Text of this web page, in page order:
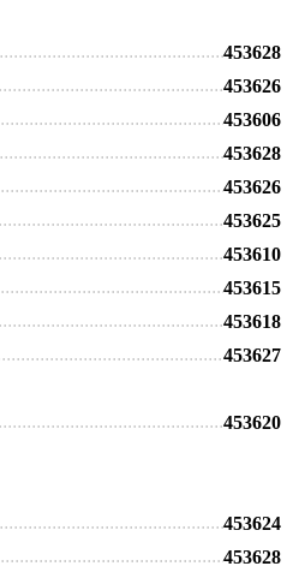
453628
453626
453606
453628
453626
453625
453610
453615
453618
453627
453620
453624
453628